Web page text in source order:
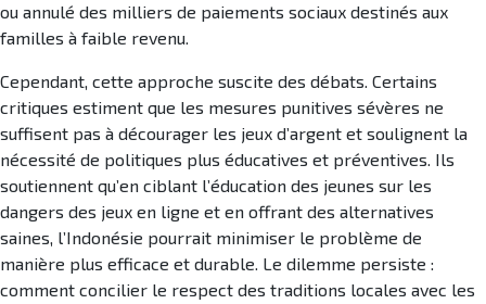
ou annulé des milliers de paiements sociaux destinés aux
familles à faible revenu.
Cependant, cette approche suscite des débats. Certains
critiques estiment que les mesures punitives sévères ne
suffisent pas à décourager les jeux d’argent et soulignent la
nécessité de politiques plus éducatives et préventives. Ils
soutiennent qu’en ciblant l’éducation des jeunes sur les
dangers des jeux en ligne et en offrant des alternatives
saines, l’Indonésie pourrait minimiser le problème de
manière plus efficace et durable. Le dilemme persiste :
comment concilier le respect des traditions locales avec les